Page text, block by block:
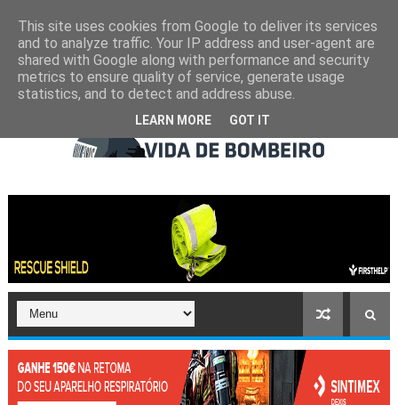
This site uses cookies from Google to deliver its services
and to analyze traffic. Your IP address and user-agent are
shared with Google along with performance and security
metrics to ensure quality of service, generate usage
statistics, and to detect and address abuse.
LEARN MORE GOT IT